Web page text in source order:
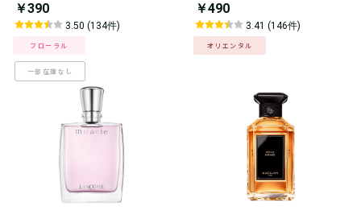
￥390
3.50 (134件)
フローラル
一部在庫なし
￥490
3.41 (146件)
オリエンタル